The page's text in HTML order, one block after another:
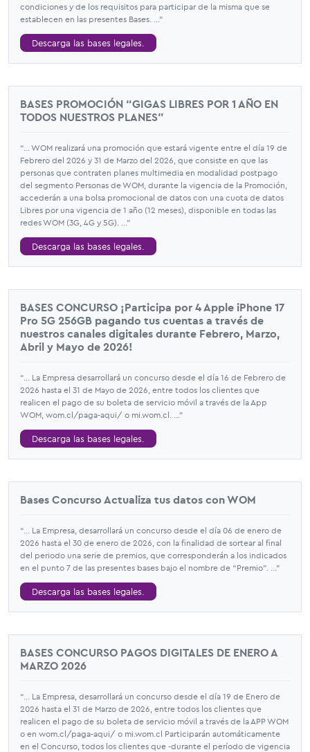
condiciones y de los requisitos para participar de la misma que se
establecen en las presentes Bases. ...”
Descarga las bases legales.
BASES PROMOCIÓN “GIGAS LIBRES POR 1 AÑO EN
TODOS NUESTROS PLANES”
“... WOM realizará una promoción que estará vigente entre el día 19 de
Febrero del 2026 y 31 de Marzo del 2026, que consiste en que las
personas que contraten planes multimedia en modalidad postpago
del segmento Personas de WOM, durante la vigencia de la Promoción,
accederán a una bolsa promocional de datos con una cuota de datos
Libres por una vigencia de 1 año (12 meses), disponible en todas las
redes WOM (3G, 4G y 5G). ...”
Descarga las bases legales.
BASES CONCURSO ¡Participa por 4 Apple iPhone 17
Pro 5G 256GB pagando tus cuentas a través de
nuestros canales digitales durante Febrero, Marzo,
Abril y Mayo de 2026!
“... La Empresa desarrollará un concurso desde el día 16 de Febrero de
2026 hasta el 31 de Mayo de 2026, entre todos los clientes que
realicen el pago de su boleta de servicio móvil a través de la App
WOM, wom.cl/paga-aqui/ o mi.wom.cl. ...”
Descarga las bases legales.
Bases Concurso Actualiza tus datos con WOM
“... La Empresa, desarrollará un concurso desde el día 06 de enero de
2026 hasta el 30 de enero de 2026, con la finalidad de sortear al final
del periodo una serie de premios, que corresponderán a los indicados
en el punto 7 de las presentes bases bajo el nombre de “Premio”. ...”
Descarga las bases legales.
BASES CONCURSO PAGOS DIGITALES DE ENERO A
MARZO 2026
“... La Empresa, desarrollará un concurso desde el día 19 de Enero de
2026 hasta el 31 de Marzo de 2026, entre todos los clientes que
realicen el pago de su boleta de servicio móvil a través de la APP WOM
o en wom.cl/paga-aqui/ o mi.wom.cl Participarán automáticamente
en el Concurso, todos los clientes que -durante el período de vigencia